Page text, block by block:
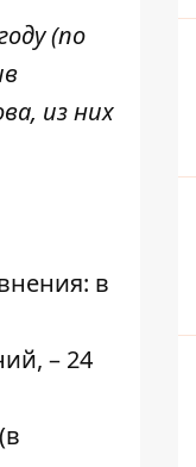
(по
из них
в
– 24